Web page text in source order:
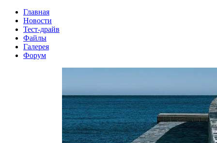
Главная
Новости
Тест-драйв
Файлы
Галерея
Форум